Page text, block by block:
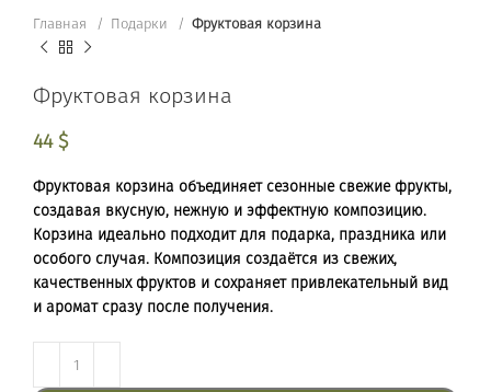
Главная Подарки Фруктовая корзина
Фруктовая корзина
44$
Фруктовая корзина объединяет сезонные свежие фрукты,
создавая вкусную, нежную и эффектную композицию.
Корзина идеально подходит для подарка, праздника или
особого случая. Композиция создаётся из свежих,
качественных фруктов и сохраняет привлекательный вид
и аромат сразу после получения.